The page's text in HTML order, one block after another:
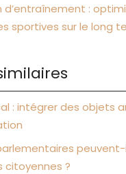
d’entraînement :
sportives sur le long
: intégrer des objets
?